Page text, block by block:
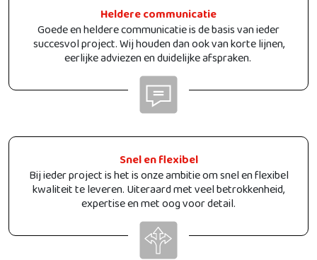
Heldere communicatie
Goede en heldere communicatie is de basis van ieder
succesvol project. Wij houden dan ook van korte lijnen,
eerlijke adviezen en duidelijke afspraken.
Snel en flexibel
Bij ieder project is het is onze ambitie om snel en flexibel
kwaliteit te leveren. Uiteraard met veel betrokkenheid,
expertise en met oog voor detail.